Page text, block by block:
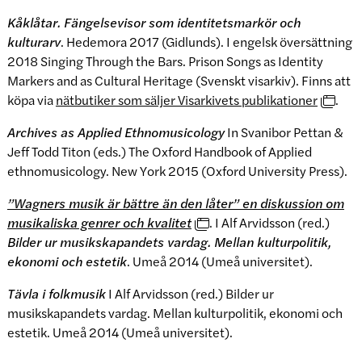
Kåklåtar. Fängelsevisor som identitetsmarkör och
kulturarv. Hedemora 2017 (Gidlunds). I engelsk översättning
2018 Singing Through the Bars. Prison Songs as Identity
Markers and as Cultural Heritage (Svenskt visarkiv). Finns att
köpa vianätbutiker som säljer Visarkivets publikationer
.
Archives as Applied EthnomusicologyIn Svanibor Pettan &
Jeff Todd Titon (eds.) The Oxford Handbook of Applied
ethnomusicology. New York 2015 (Oxford University Press).
”Wagners musik är bättre än den låter” en diskussion om
musikaliska genrer och kvalitet
. I Alf Arvidsson (red.)
Bilder ur musikskapandets vardag. Mellan kulturpolitik,
ekonomi och estetik. Umeå 2014 (Umeå universitet).
Tävla i folkmusikI Alf Arvidsson (red.) Bilder ur
musikskapandets vardag. Mellan kulturpolitik, ekonomi och
estetik. Umeå 2014 (Umeå universitet).